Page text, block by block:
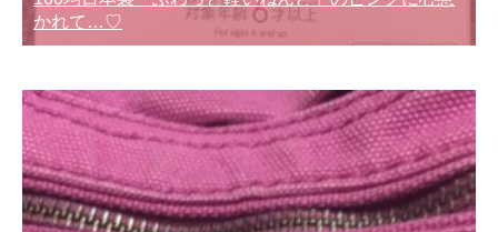
かれて…♡